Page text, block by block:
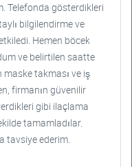
Telefonda gösterdikleri
bilgilendirme ve
Hemen böcek
ve belirtilen saatte
maske takması ve iş
firmanın güvenilir
gibi ilaçlama
tamamladılar.
tavsiye ederim.